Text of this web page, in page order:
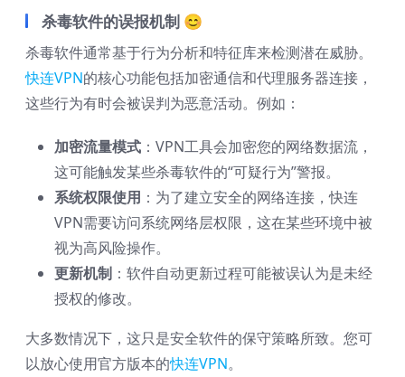
杀毒软件的误报机制 😊
杀毒软件通常基于行为分析和特征库来检测潜在威胁。
快连VPN的核心功能包括加密通信和代理服务器连接，
这些行为有时会被误判为恶意活动。例如：
加密流量模式 ：VPN工具会加密您的网络数据流，
这可能触发某些杀毒软件的“可疑行为”警报。
系统权限使用 ：为了建立安全的网络连接，快连
VPN需要访问系统网络层权限，这在某些环境中被
视为高风险操作。
更新机制 ：软件自动更新过程可能被误认为是未经
授权的修改。
大多数情况下，这只是安全软件的保守策略所致。您可
以放心使用官方版本的快连VPN。